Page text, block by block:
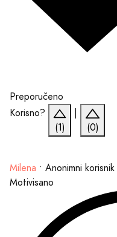
Preporučeno
Korisno?
(1)
|
(0)
Milena • Anonimni korisnik
Motivisano